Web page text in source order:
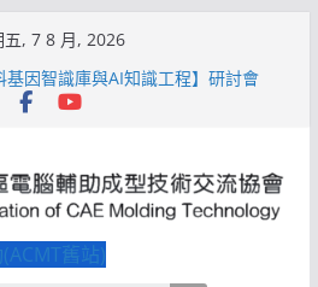
五, 7 8 月, 2026
因智識庫與AI知識工程】研討會
Ｔ零量產】模具估報價：貫穿
Molding 模塑智造平台」主題館
成型高品質穩定生產】研討會
舊站)